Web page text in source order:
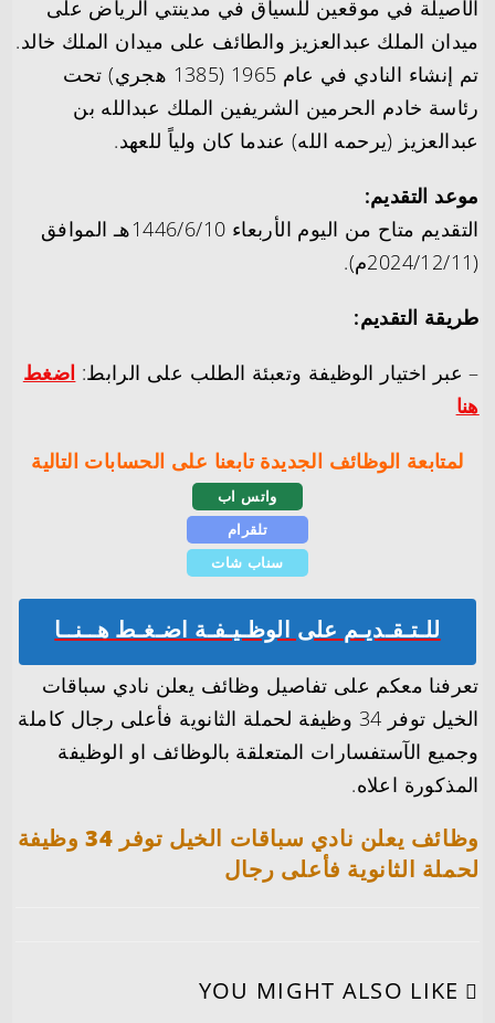
الأصيلة في موقعين للسياق في مدينتي الرياض على
ميدان الملك عبدالعزيز والطائف على ميدان الملك خالد.
تم إنشاء النادي في عام 1965 (1385 هجري) تحت
رئاسة خادم الحرمين الشريفين الملك عبدالله بن
عبدالعزيز (يرحمه الله) عندما كان ولياً للعهد.
موعد التقديم:
التقديم متاح من اليوم الأربعاء 1446/6/10هـ الموافق
(2024/12/11م).
طريقة التقديم:
– عبر اختيار الوظيفة وتعبئة الطلب على الرابط: اضغط
هنا
لمتابعة الوظائف الجديدة تابعنا على الحسابات التالية
واتس اب
تلقرام
سناب شات
للـتـقـديـم على الوظـيـفـة اضـغـط هــنــا
تعرفنا معكم على تفاصيل وظائف يعلن نادي سباقات
الخيل توفر 34 وظيفة لحملة الثانوية فأعلى رجال كاملة
وجميع الآستفسارات المتعلقة بالوظائف او الوظيفة
المذكورة اعلاه.
وظائف يعلن نادي سباقات الخيل توفر 34 وظيفة
لحملة الثانوية فأعلى رجال
YOU MIGHT ALSO LIKE